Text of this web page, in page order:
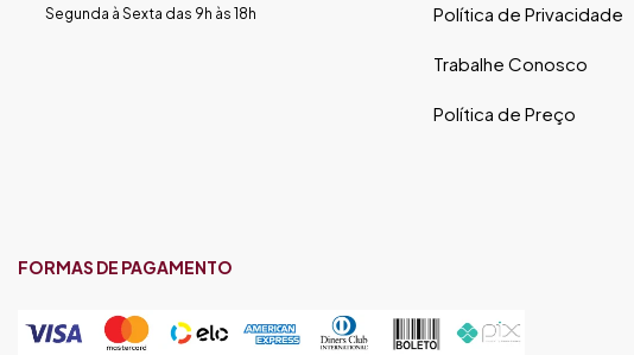
Segunda à Sexta das 9h às 18h Política de Privacidade
Trabalhe Conosco
Política de Preço
FORMAS DE PAGAMENTO